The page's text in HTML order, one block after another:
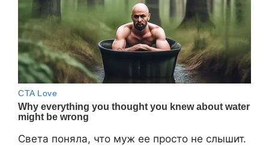
Света поняла, что муж ее просто не слышит.